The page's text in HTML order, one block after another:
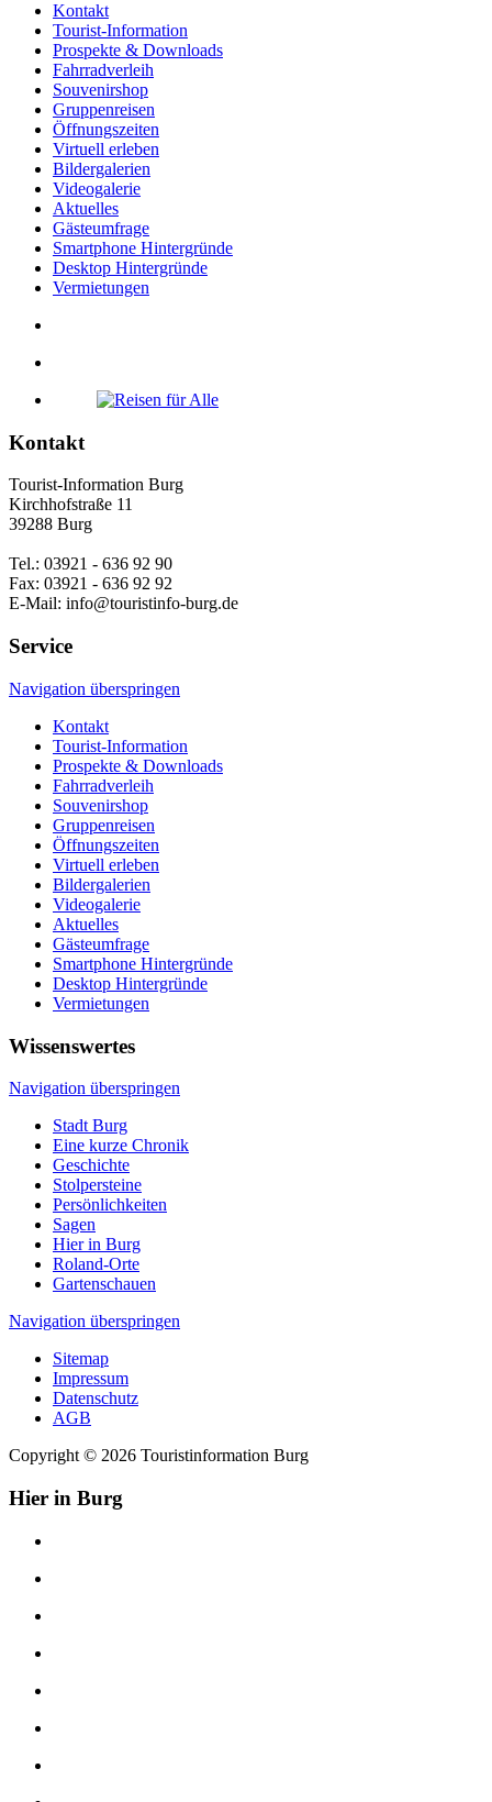
Kontakt
Tourist-Information
Prospekte & Downloads
Fahrradverleih
Souvenirshop
Gruppenreisen
Öffnungszeiten
Virtuell erleben
Bildergalerien
Videogalerie
Aktuelles
Gästeumfrage
Smartphone Hintergründe
Desktop Hintergründe
Vermietungen
Kontakt
Tourist-Information Burg
Kirchhofstraße 11
39288 Burg
Tel.: 03921 - 636 92 90
Fax: 03921 - 636 92 92
E-Mail: info@touristinfo-burg.de
Service
Navigation überspringen
Kontakt
Tourist-Information
Prospekte & Downloads
Fahrradverleih
Souvenirshop
Gruppenreisen
Öffnungszeiten
Virtuell erleben
Bildergalerien
Videogalerie
Aktuelles
Gästeumfrage
Smartphone Hintergründe
Desktop Hintergründe
Vermietungen
Wissenswertes
Navigation überspringen
Stadt Burg
Eine kurze Chronik
Geschichte
Stolpersteine
Persönlichkeiten
Sagen
Hier in Burg
Roland-Orte
Gartenschauen
Navigation überspringen
Sitemap
Impressum
Datenschutz
AGB
Copyright © 2026 Touristinformation Burg
Hier in Burg